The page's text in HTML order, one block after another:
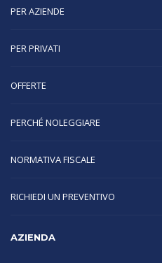
PER AZIENDE
PER PRIVATI
OFFERTE
PERCHÉ NOLEGGIARE
NORMATIVA FISCALE
RICHIEDI UN PREVENTIVO
AZIENDA